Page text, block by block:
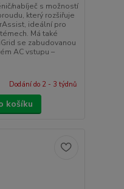
nabíječ s možností
který rozšiřuje
ideální pro
Má také
se zabudovanou
AC vstupu –
Dodání do 2 - 3 týdnů
košíku